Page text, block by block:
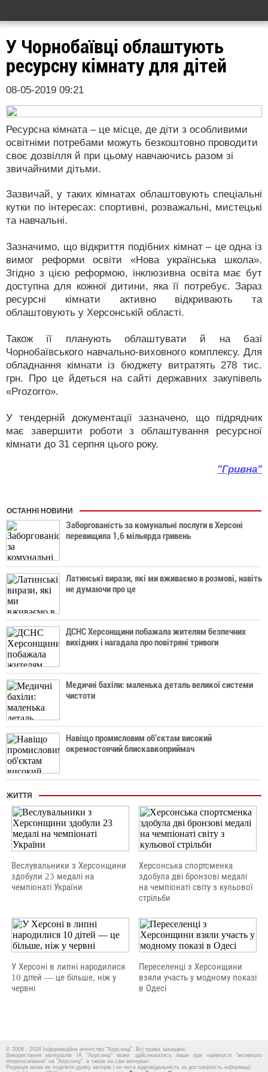
У Чорнобаївці облаштують
ресурсну кімнату для дітей
08-05-2019 09:21
Ресурсна кімната – це місце, де діти з особливими
освітніми потребами можуть безкоштовно проводити
своє дозвілля й при цьому навчаючись разом зі
звичайними дітьми.
Зазвичай, у таких кімнатах облаштовують спеціальні
кутки по інтересах: спортивні, розважальні, мистецькі
та навчальні.
Зазначимо, що відкриття подібних кімнат – це одна із
вимог реформи освіти «Нова українська школа».
Згідно з цією реформою, інклюзивна освіта має бут
доступна для кожної дитини, яка її потребує. Зараз
ресурсні кімнати активно відкривають та
облаштовують у Херсонській області.
Також її планують облаштувати й на базі
Чорнобаївського навчально-виховного комплексу. Для
обладнання кімнати із бюджету витратять 278 тис.
грн. Про це йдеться на сайті державних закупівель
«Prozorro».
У тендерній документації зазначено, що підрядник
має завершити роботи з облаштування ресурсної
кімнати до 31 серпня цього року.
"Гривна"
ОСТАННІ НОВИНИ
Заборгованість за комунальні послуги в Херсоні
перевищила 1,6 мільярда гривень
Латинські вирази, які ми вживаємо в розмові, навіть
не думаючи про це
ДСНС Херсонщини побажала жителям безпечних
вихідних і нагадала про повітряні тривоги
Медичні бахіли: маленька деталь великої системи
чистоти
Навіщо промисловим об'єктам високий
окремостоячий блискавкоприймач
ЖИТТЯ
Веслувальники з Херсонщини
здобули 23 медалі на
чемпіонаті України
Херсонська спортсменка
здобула дві бронзові медалі
на чемпіонаті світу з кульової
стрільби
У Херсоні в липні народилися
10 дітей — це більше, ніж у
червні
Переселенці з Херсонщини
взяли участь у модному показі
в Одесі
© 2008 - 2026 Інформаційне агентство "Херсонці". Всі права захищені.
Використання матеріалів ІА "Херсонці" може здійснюватись лише при наявності "активного
гіперпосилання" на "Херсонці", а також на сам матеріал.
Редакція може не поділяти думку авторів і не несе відповідальність за достовірність інформації.